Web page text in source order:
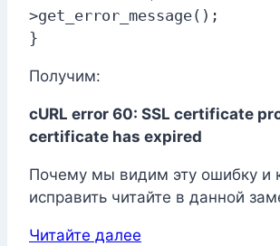
>get_error_message();
}
Получим:
cURL error 60: SSL certificate
certificate has expired
Почему мы видим эту ошибку и
исправить читайте в данной
Читайте далее